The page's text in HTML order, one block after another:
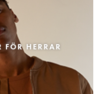
FÖR HERRAR